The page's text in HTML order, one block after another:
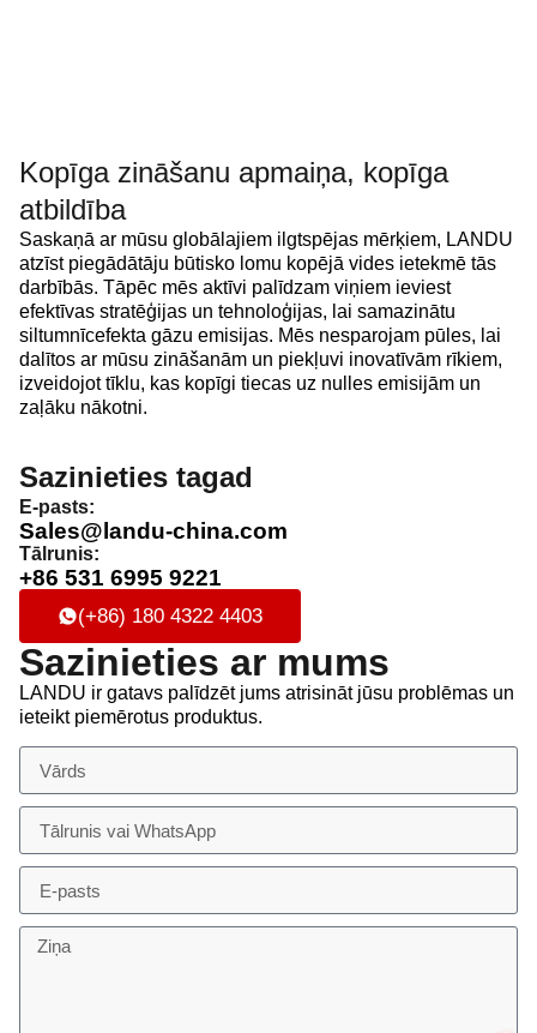
Kopīga zināšanu apmaiņa, kopīga
atbildība
Saskaņā ar mūsu globālajiem ilgtspējas mērķiem, LANDU
atzīst piegādātāju būtisko lomu kopējā vides ietekmē tās
darbībās. Tāpēc mēs aktīvi palīdzam viņiem ieviest
efektīvas stratēģijas un tehnoloģijas, lai samazinātu
siltumnīcefekta gāzu emisijas. Mēs nesparojam pūles, lai
dalītos ar mūsu zināšanām un piekļuvi inovatīvām rīkiem,
izveidojot tīklu, kas kopīgi tiecas uz nulles emisijām un
zaļāku nākotni.
Sazinieties tagad
E-pasts:
Sales@landu-china.com
Tālrunis:
+86 531 6995 9221
(+86) 180 4322 4403
Sazinieties ar mums
LANDU ir gatavs palīdzēt jums atrisināt jūsu problēmas un
ieteikt piemērotus produktus.